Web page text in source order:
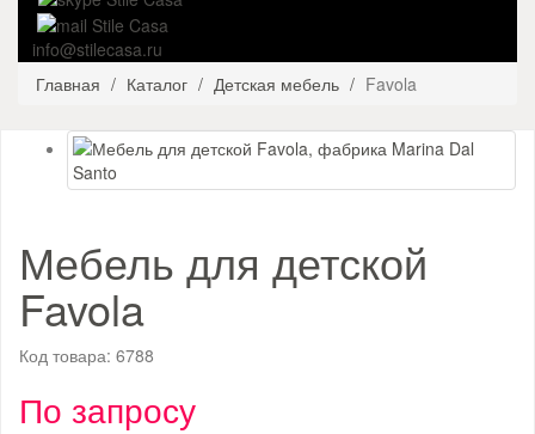
info@stilecasa.ru
Главная
Каталог Детская мебель Favola
Мебель для детской
Favola
Код товара: 6788
По запросу